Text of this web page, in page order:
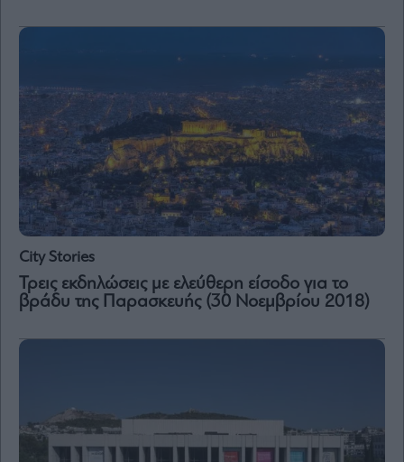
City Stories
Τρεις εκδηλώσεις με ελεύθερη είσοδο για το
βράδυ της Παρασκευής (30 Νοεμβρίου 2018)